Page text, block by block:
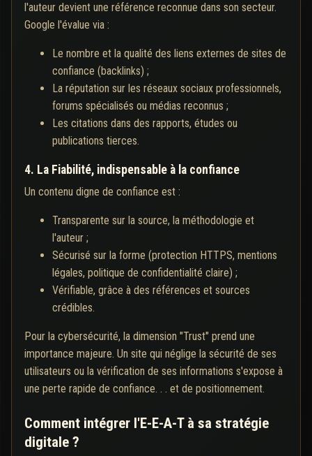
l'auteur devient une référence reconnue dans son secteur.
Google l'évalue via :
Le nombre et la qualité des liens externes de sites de
confiance (backlinks) ;
La réputation sur les réseaux sociaux professionnels,
forums spécialisés ou médias reconnus ;
Les citations dans des rapports, études ou
publications tierces.
4. La Fiabilité, indispensable à la confiance
Un contenu digne de confiance est :
Transparente sur la source, la méthodologie et
l'auteur ;
Sécurisé sur la forme (protection HTTPS, mentions
légales, politique de confidentialité claire) ;
Vérifiable, grâce à des références et sources
crédibles.
Pour la cybersécurité, la dimension "Trust" prend une
importance majeure. Un site qui néglige la sécurité de ses
utilisateurs ou la vérification de ses informations s'expose à
une perte rapide de confiance. . . et de positionnement.
Comment intégrer l'E-E-A-T à sa stratégie
digitale ?